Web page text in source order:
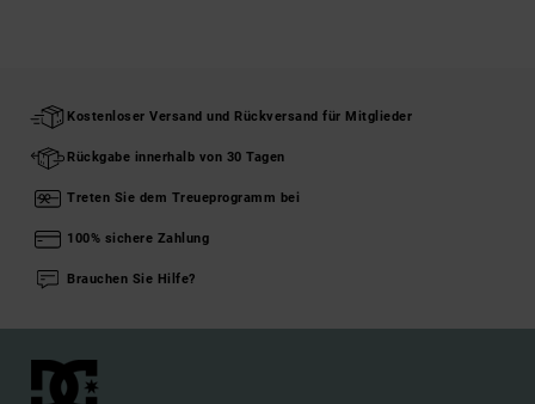
Kostenloser Versand und Rückversand für Mitglieder
Rückgabe innerhalb von 30 Tagen
Treten Sie dem Treueprogramm bei
100% sichere Zahlung
Brauchen Sie Hilfe?